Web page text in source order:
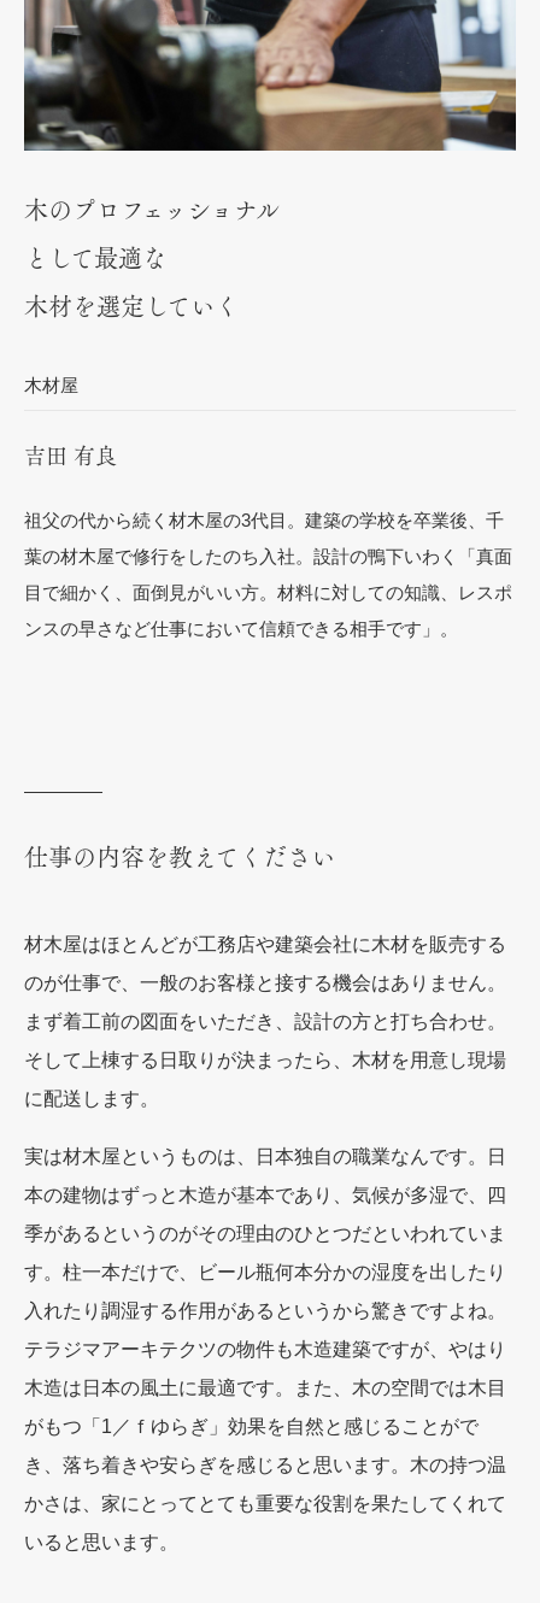
木のプロフェッショナル
として最適な
木材を選定していく
木材屋
吉田 有良
祖父の代から続く材木屋の3代目。建築の学校を卒業後、千
葉の材木屋で修行をしたのち入社。設計の鴨下いわく「真面
目で細かく、面倒見がいい方。材料に対しての知識、レスポ
ンスの早さなど仕事において信頼できる相手です」。
仕事の内容を教えてください
材木屋はほとんどが工務店や建築会社に木材を販売する
のが仕事で、一般のお客様と接する機会はありません。
まず着工前の図面をいただき、設計の方と打ち合わせ。
そして上棟する日取りが決まったら、木材を用意し現場
に配送します。
実は材木屋というものは、日本独自の職業なんです。日
本の建物はずっと木造が基本であり、気候が多湿で、四
季があるというのがその理由のひとつだといわれていま
す。柱一本だけで、ビール瓶何本分かの湿度を出したり
入れたり調湿する作用があるというから驚きですよね。
テラジマアーキテクツの物件も木造建築ですが、やはり
木造は日本の風土に最適です。また、木の空間では木目
がもつ「1／ｆゆらぎ」効果を自然と感じることがで
き、落ち着きや安らぎを感じると思います。木の持つ温
かさは、家にとってとても重要な役割を果たしてくれて
いると思います。